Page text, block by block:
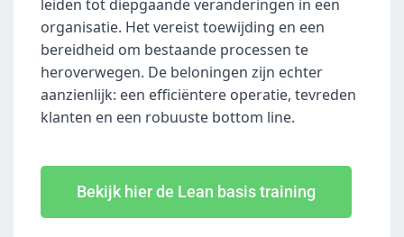
leiden tot diepgaande veranderingen in een
organisatie. Het vereist toewijding en een
bereidheid om bestaande processen te
heroverwegen. De beloningen zijn echter
aanzienlijk: een efficiëntere operatie, tevreden
klanten en een robuuste bottom line.
Bekijk hier de Lean basis training